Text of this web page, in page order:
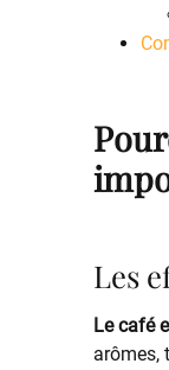
Les
Le café
arômes,